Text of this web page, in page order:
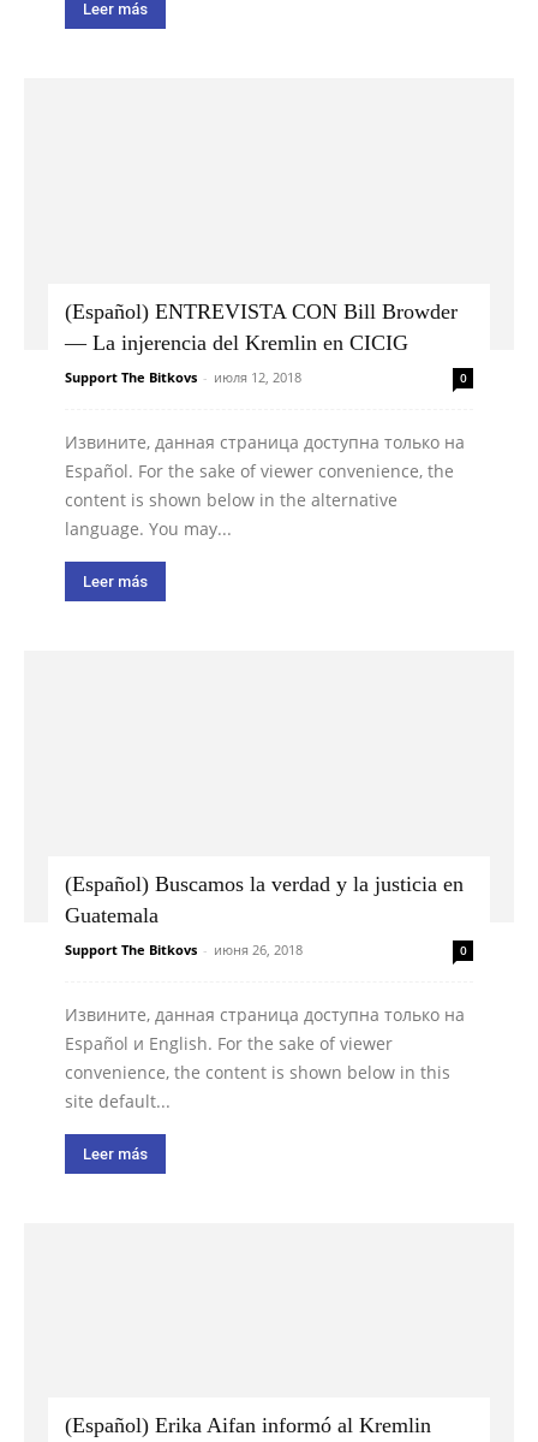
Leer más
(Español) ENTREVISTA CON Bill Browder
— La injerencia del Kremlin en CICIG
Support The Bitkovs - июля 12, 2018 0
Извините, данная страница доступна только на
Español. For the sake of viewer convenience, the
content is shown below in the alternative
language. You may...
Leer más
(Español) Buscamos la verdad y la justicia en
Guatemala
Support The Bitkovs - июня 26, 2018 0
Извините, данная страница доступна только на
Español и English. For the sake of viewer
convenience, the content is shown below in this
site default...
Leer más
(Español) Erika Aifan informó al Kremlin